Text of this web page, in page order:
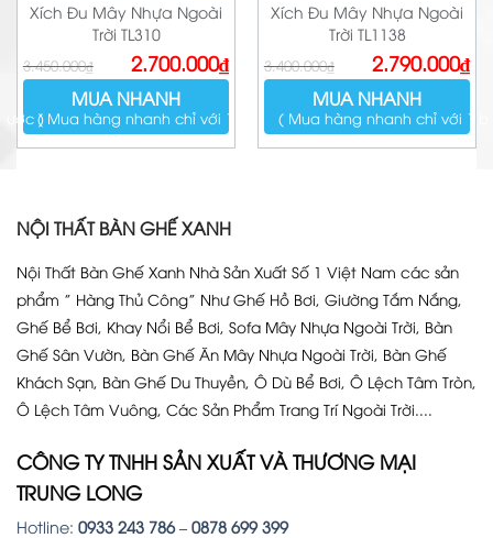
Xích Đu Mây Nhựa Ngoài
Trời TL310
3.450.000₫
Giá
gốc
là:
3.450.000₫.
2.700.000₫
Giá
hiện
tại
2.700.000₫.
MUA NHANH
( Mua hàng nhanh chỉ với 1 bước )
Xích Đu Mây Nhựa Ngoài
Trời TL1138
3.400.000₫
Giá
gốc
là:
3.400.000₫.
2.790.000₫
Giá
hiện
tại
2.790.000₫.
MUA NHANH
( Mua hàng nhanh chỉ với 1
)
NỘI THẤT BÀN GHẾ XANH
Nội Thất Bàn Ghế Xanh Nhà Sản Xuất Số 1 Việt Nam các sản
phẩm ” Hàng Thủ Công” Như Ghế Hồ Bơi, Giường Tắm Nắng,
Ghế Bể Bơi, Khay Nổi Bể Bơi, Sofa Mây Nhựa Ngoài Trời, Bàn
Ghế Sân Vườn, Bàn Ghế Ăn Mây Nhựa Ngoài Trời, Bàn Ghế
Khách Sạn, Bàn Ghế Du Thuyền, Ô Dù Bể Bơi, Ô Lệch Tâm Tròn,
Ô Lệch Tâm Vuông, Các Sản Phẩm Trang Trí Ngoài Trời....
CÔNG TY TNHH SẢN XUẤT VÀ THƯƠNG MẠI
TRUNG LONG
Hotline: 0933 243 786– 0878 699 399